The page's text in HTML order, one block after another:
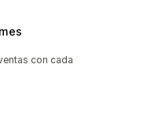
con cada